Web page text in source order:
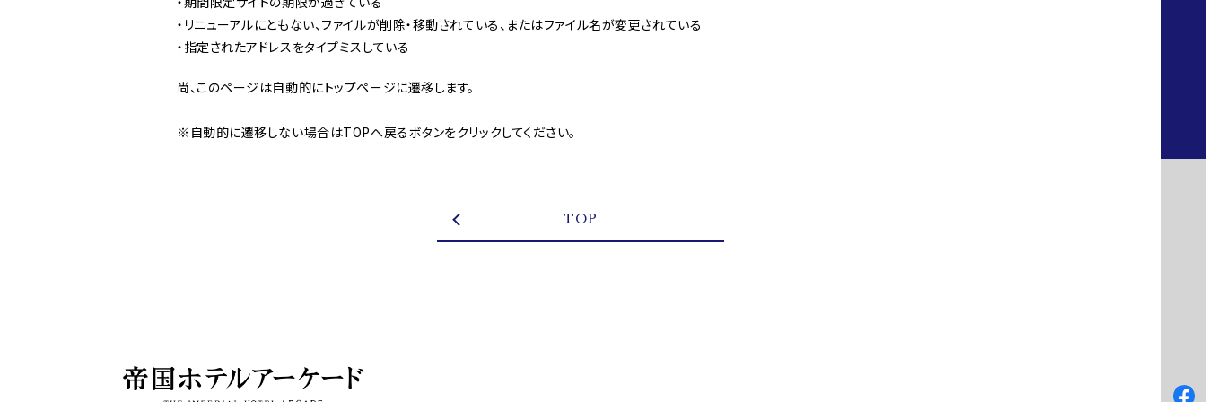
・リニューアルにともない、ファイルが削除・移動されている、またはファイル名が変更されている
・指定されたアドレスをタイプミスしている
尚、このページは自動的にトップページに遷移します。
※自動的に遷移しない場合はTOPへ戻るボタンをクリックしてください。
TOP